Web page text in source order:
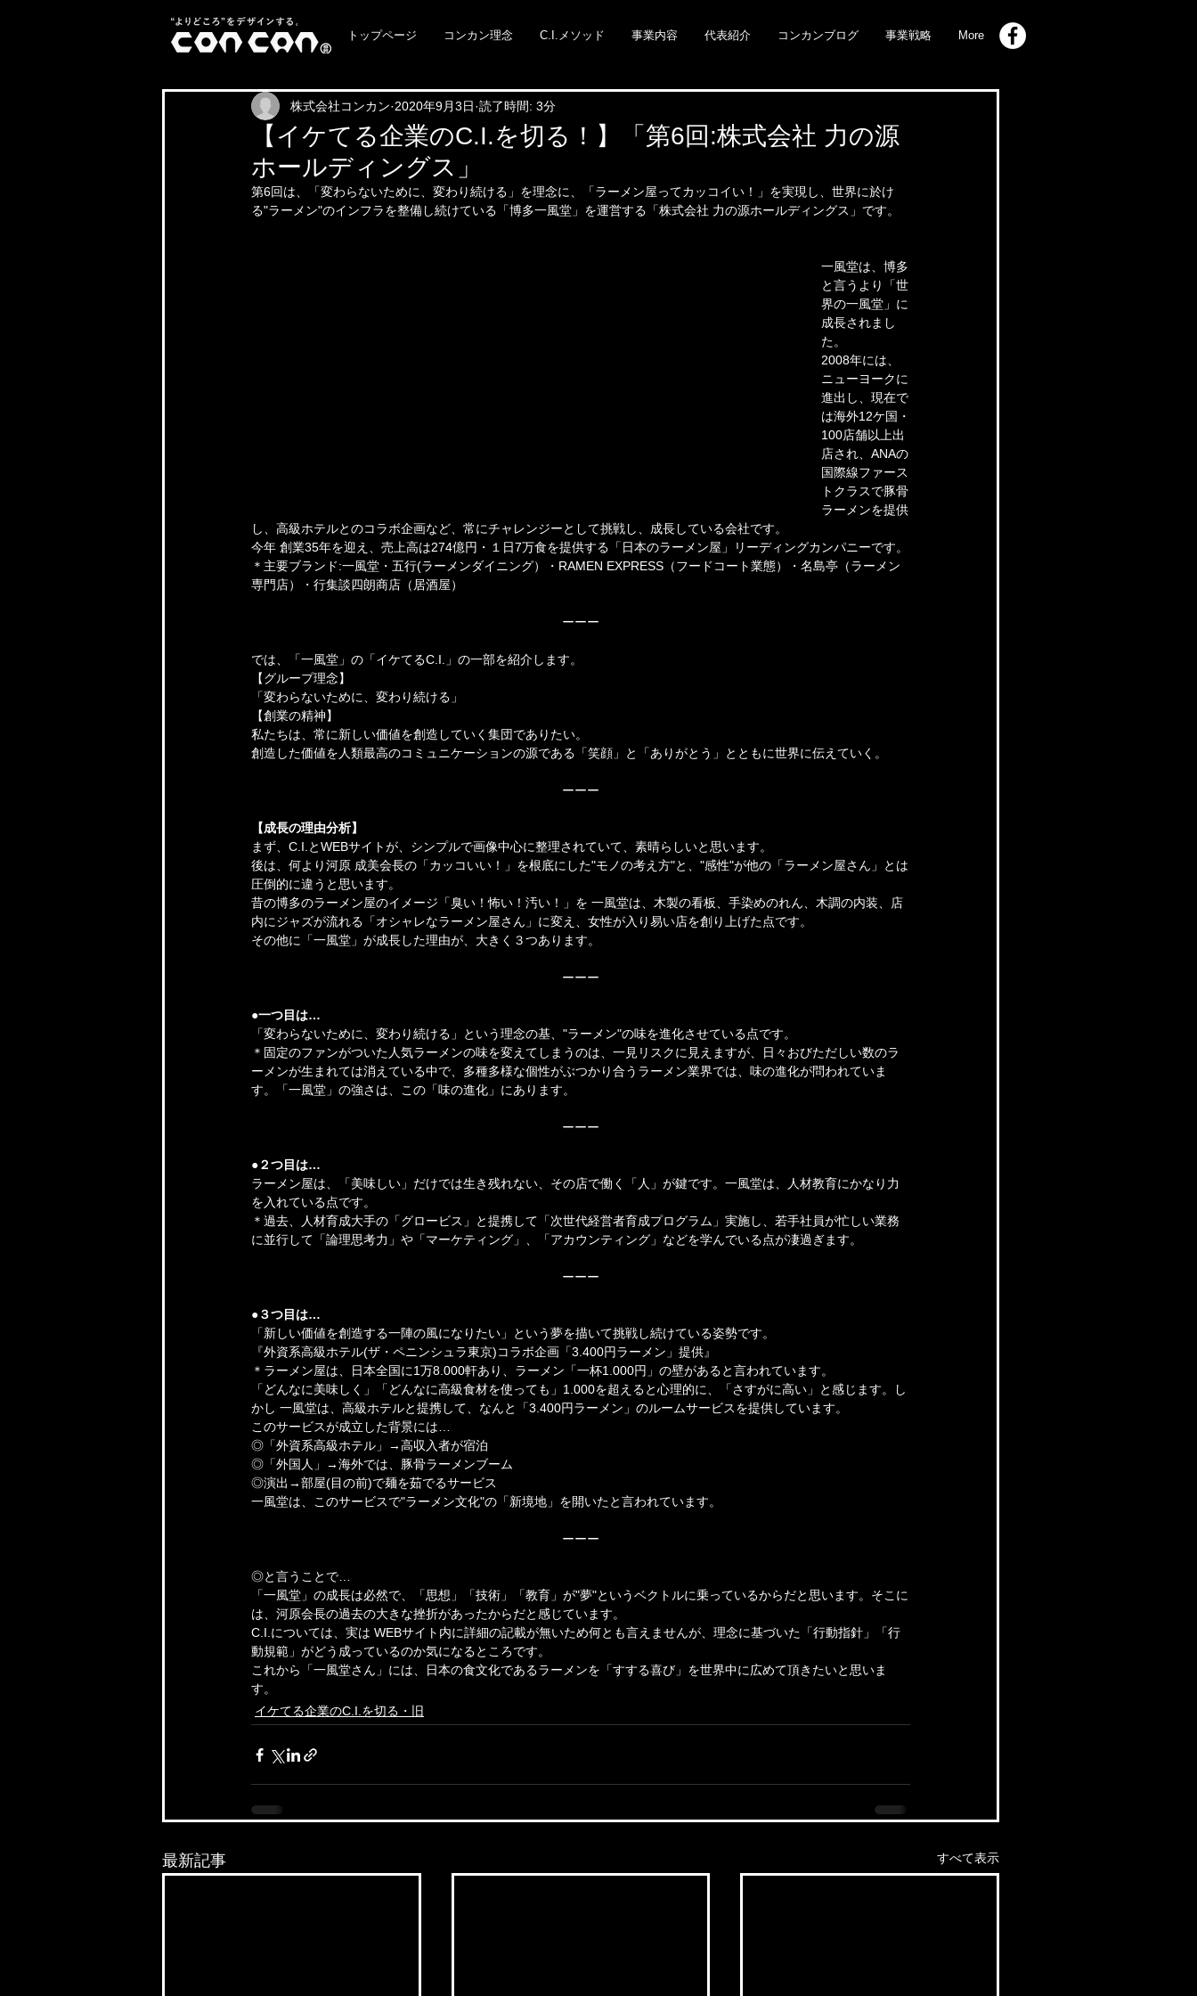
トップページ コンカン理念 C.I.メソッド 事業内容 代表紹介 コンカンブログ 事業戦略 More
【イケてる企業のC.I.を切る！】「第6回:株式会社 力の源
ホールディングス」
株式会社コンカン 2020年9月3日 読了時間: 3分
第6回は、「変わらないために、変わり続ける」を理念に、「ラーメン屋ってカッコイい！」を実現し、世界に於け
る"ラーメン"のインフラを整備し続けている「博多一風堂」を運営する「株式会社 力の源ホールディングス」です。
一風堂は、博多
と言うより「世
界の一風堂」に
成長されまし
た。
2008年には、
ニューヨークに
進出し、現在で
は海外12ケ国・
100店舗以上出
店され、ANAの
国際線ファース
トクラスで豚骨
ラーメンを提供
し、高級ホテルとのコラボ企画など、常にチャレンジーとして挑戦し、成長している会社です。
今年 創業35年を迎え、売上高は274億円・１日7万食を提供する「日本のラーメン屋」リーディングカンパニーです。
＊主要ブランド:一風堂・五行(ラーメンダイニング）・RAMEN EXPRESS（フードコート業態）・名島亭（ラーメン
専門店）・行集談四朗商店（居酒屋）
ーーー
では、「一風堂」の「イケてるC.I.」の一部を紹介します。
【グループ理念】
「変わらないために、変わり続ける」
【創業の精神】
私たちは、常に新しい価値を創造していく集団でありたい。
創造した価値を人類最高のコミュニケーションの源である「笑顔」と「ありがとう」とともに世界に伝えていく。
ーーー
【成長の理由分析】
まず、C.I.とWEBサイトが、シンプルで画像中心に整理されていて、素晴らしいと思います。
後は、何より河原 成美会長の「カッコいい！」を根底にした"モノの考え方"と、"感性"が他の「ラーメン屋さん」とは
圧倒的に違うと思います。
昔の博多のラーメン屋のイメージ「臭い！怖い！汚い！」を 一風堂は、木製の看板、手染めのれん、木調の内装、店
内にジャズが流れる「オシャレなラーメン屋さん」に変え、女性が入り易い店を創り上げた点です。
その他に「一風堂」が成長した理由が、大きく３つあります。
ーーー
●一つ目は…
「変わらないために、変わり続ける」という理念の基、"ラーメン"の味を進化させている点です。
＊固定のファンがついた人気ラーメンの味を変えてしまうのは、一見リスクに見えますが、日々おびただしい数のラ
ーメンが生まれては消えている中で、多種多様な個性がぶつかり合うラーメン業界では、味の進化が問われていま
す。「一風堂」の強さは、この「味の進化」にあります。
ーーー
●２つ目は…
ラーメン屋は、「美味しい」だけでは生き残れない、その店で働く「人」が鍵です。一風堂は、人材教育にかなり力
を入れている点です。
＊過去、人材育成大手の「グロービス」と提携して「次世代経営者育成プログラム」実施し、若手社員が忙しい業務
に並行して「論理思考力」や「マーケティング」、「アカウンティング」などを学んでいる点が凄過ぎます。
ーーー
●３つ目は…
「新しい価値を創造する一陣の風になりたい」という夢を描いて挑戦し続けている姿勢です。
『外資系高級ホテル(ザ・ペニンシュラ東京)コラボ企画「3.400円ラーメン」提供』
＊ラーメン屋は、日本全国に1万8.000軒あり、ラーメン「一杯1.000円」の壁があると言われています。
「どんなに美味しく」「どんなに高級食材を使っても」1.000を超えると心理的に、「さすがに高い」と感じます。し
かし 一風堂は、高級ホテルと提携して、なんと「3.400円ラーメン」のルームサービスを提供しています。
このサービスが成立した背景には…
◎「外資系高級ホテル」→高収入者が宿泊
◎「外国人」→海外では、豚骨ラーメンブーム
◎演出→部屋(目の前)で麺を茹でるサービス
一風堂は、このサービスで"ラーメン文化"の「新境地」を開いたと言われています。
ーーー
◎と言うことで…
「一風堂」の成長は必然で、「思想」「技術」「教育」が"夢"というベクトルに乗っているからだと思います。そこに
は、河原会長の過去の大きな挫折があったからだと感じています。
C.I.については、実は WEBサイト内に詳細の記載が無いため何とも言えませんが、理念に基づいた「行動指針」「行
動規範」がどう成っているのか気になるところです。
これから「一風堂さん」には、日本の食文化であるラーメンを「すする喜び」を世界中に広めて頂きたいと思いま
す。
イケてる企業のC.I.を切る・旧
最新記事 すべて表示